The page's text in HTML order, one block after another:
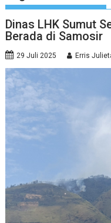
Dinas LHK Sumut
Berada di Samosir
29 Juli 2025 Erris